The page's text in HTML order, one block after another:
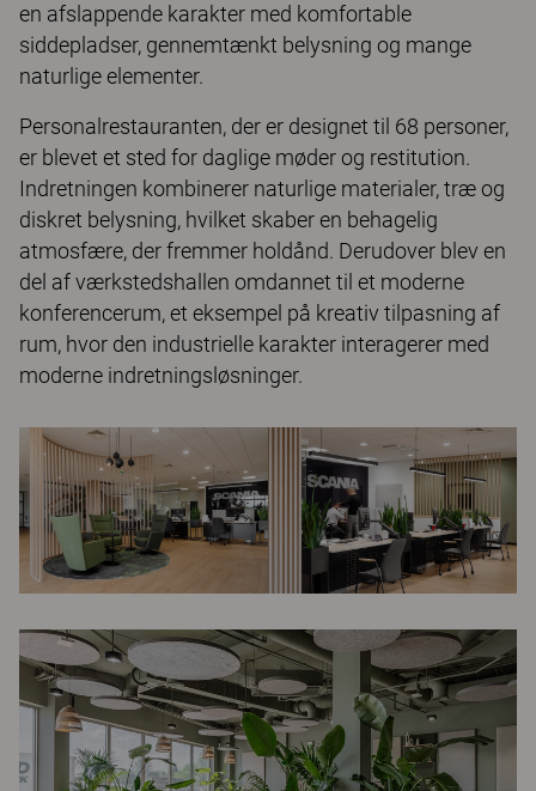
en afslappende karakter med komfortable
siddepladser, gennemtænkt belysning og mange
naturlige elementer.
Personalrestauranten, der er designet til 68 personer,
er blevet et sted for daglige møder og restitution.
Indretningen kombinerer naturlige materialer, træ og
diskret belysning, hvilket skaber en behagelig
atmosfære, der fremmer holdånd. Derudover blev en
del af værkstedshallen omdannet til et moderne
konferencerum, et eksempel på kreativ tilpasning af
rum, hvor den industrielle karakter interagerer med
moderne indretningsløsninger.